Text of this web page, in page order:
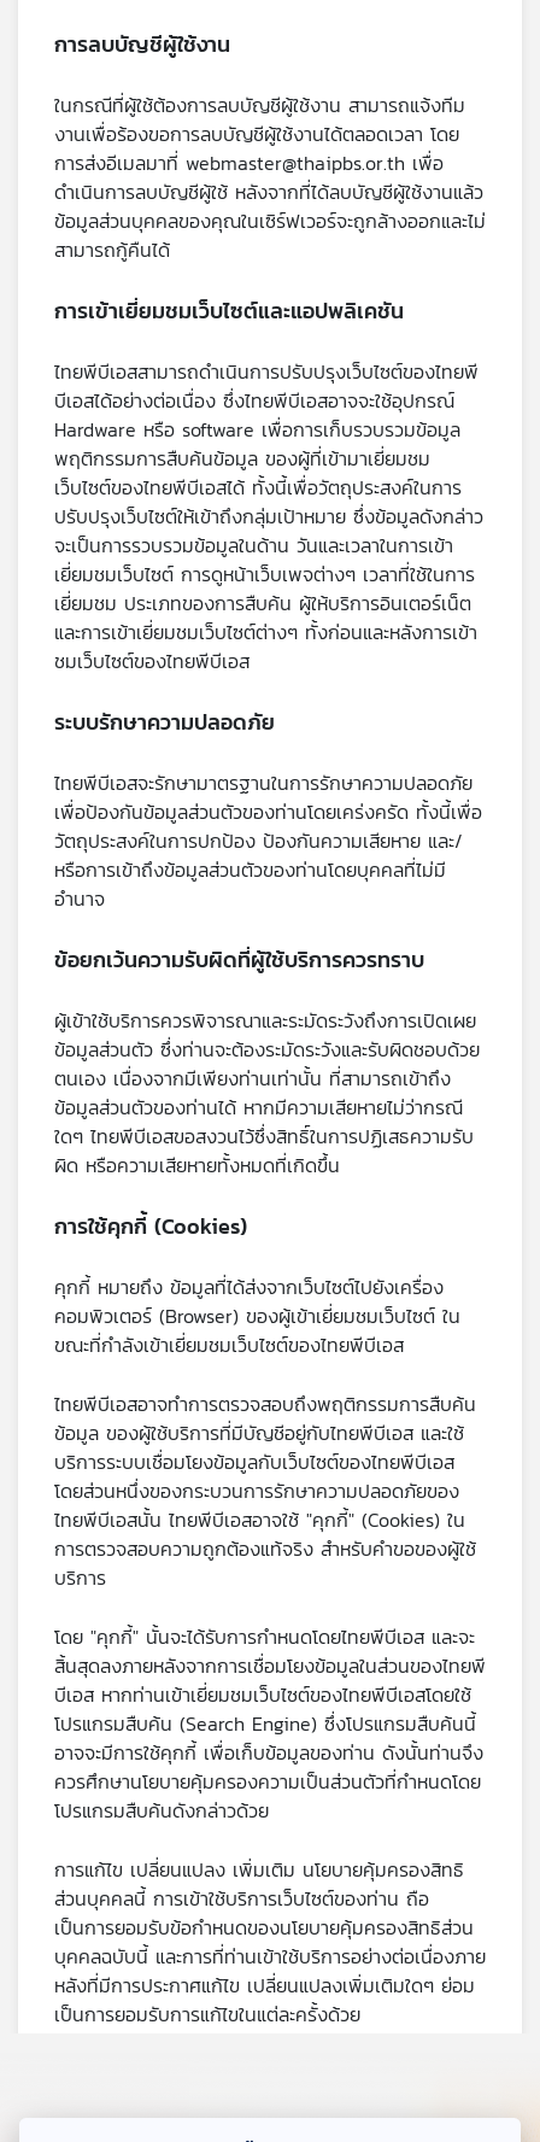
การลบบัญชีผู้ใช้งาน
ในกรณีที่ผู้ใช้ต้องการลบบัญชีผู้ใช้งาน สามารถแจ้งทีม
งานเพื่อร้องขอการลบบัญชีผู้ใช้งานได้ตลอดเวลา โดย
การส่งอีเมลมาที่ webmaster@thaipbs.or.th เพื่อ
ดำเนินการลบบัญชีผู้ใช้ หลังจากที่ได้ลบบัญชีผู้ใช้งานแล้ว
ข้อมูลส่วนบุคคลของคุณในเซิร์ฟเวอร์จะถูกล้างออกและไม่
สามารถกู้คืนได้
การเข้าเยี่ยมชมเว็บไซต์และแอปพลิเคชัน
ไทยพีบีเอสสามารถดำเนินการปรับปรุงเว็บไซต์ของไทยพี
บีเอสได้อย่างต่อเนื่อง ซึ่งไทยพีบีเอสอาจจะใช้อุปกรณ์
Hardware หรือ software เพื่อการเก็บรวบรวมข้อมูล
พฤติกรรมการสืบค้นข้อมูล ของผู้ที่เข้ามาเยี่ยมชม
เว็บไซต์ของไทยพีบีเอสได้ ทั้งนี้เพื่อวัตถุประสงค์ในการ
ปรับปรุงเว็บไซต์ให้เข้าถึงกลุ่มเป้าหมาย ซึ่งข้อมูลดังกล่าว
จะเป็นการรวบรวมข้อมูลในด้าน วันและเวลาในการเข้า
เยี่ยมชมเว็บไซต์ การดูหน้าเว็บเพจต่างๆ เวลาที่ใช้ในการ
เยี่ยมชม ประเภทของการสืบค้น ผู้ให้บริการอินเตอร์เน็ต
และการเข้าเยี่ยมชมเว็บไซต์ต่างๆ ทั้งก่อนและหลังการเข้า
ชมเว็บไซต์ของไทยพีบีเอส
ระบบรักษาความปลอดภัย
ไทยพีบีเอสจะรักษามาตรฐานในการรักษาความปลอดภัย
เพื่อป้องกันข้อมูลส่วนตัวของท่านโดยเคร่งครัด ทั้งนี้เพื่อ
วัตถุประสงค์ในการปกป้อง ป้องกันความเสียหาย และ/
หรือการเข้าถึงข้อมูลส่วนตัวของท่านโดยบุคคลที่ไม่มี
อำนาจ
ข้อยกเว้นความรับผิดที่ผู้ใช้บริการควรทราบ
ผู้เข้าใช้บริการควรพิจารณาและระมัดระวังถึงการเปิดเผย
ข้อมูลส่วนตัว ซึ่งท่านจะต้องระมัดระวังและรับผิดชอบด้วย
ตนเอง เนื่องจากมีเพียงท่านเท่านั้น ที่สามารถเข้าถึง
ข้อมูลส่วนตัวของท่านได้ หากมีความเสียหายไม่ว่ากรณี
ใดๆ ไทยพีบีเอสขอสงวนไว้ซึ่งสิทธิ์ในการปฏิเสธความรับ
ผิด หรือความเสียหายทั้งหมดที่เกิดขึ้น
การใช้คุกกี้ (Cookies)
คุกกี้ หมายถึง ข้อมูลที่ได้ส่งจากเว็บไซต์ไปยังเครื่อง
คอมพิวเตอร์ (Browser) ของผู้เข้าเยี่ยมชมเว็บไซต์ ใน
ขณะที่กำลังเข้าเยี่ยมชมเว็บไซต์ของไทยพีบีเอส
ไทยพีบีเอสอาจทำการตรวจสอบถึงพฤติกรรมการสืบค้น
ข้อมูล ของผู้ใช้บริการที่มีบัญชีอยู่กับไทยพีบีเอส และใช้
บริการระบบเชื่อมโยงข้อมูลกับเว็บไซต์ของไทยพีบีเอส
โดยส่วนหนึ่งของกระบวนการรักษาความปลอดภัยของ
ไทยพีบีเอสนั้น ไทยพีบีเอสอาจใช้ "คุกกี้" (Cookies) ใน
การตรวจสอบความถูกต้องแท้จริง สำหรับคำขอของผู้ใช้
บริการ
โดย "คุกกี้" นั้นจะได้รับการกำหนดโดยไทยพีบีเอส และจะ
สิ้นสุดลงภายหลังจากการเชื่อมโยงข้อมูลในส่วนของไทยพี
บีเอส หากท่านเข้าเยี่ยมชมเว็บไซต์ของไทยพีบีเอสโดยใช้
โปรแกรมสืบค้น (Search Engine) ซึ่งโปรแกรมสืบค้นนี้
อาจจะมีการใช้คุกกี้ เพื่อเก็บข้อมูลของท่าน ดังนั้นท่านจึง
ควรศึกษานโยบายคุ้มครองความเป็นส่วนตัวที่กำหนดโดย
โปรแกรมสืบค้นดังกล่าวด้วย
การแก้ไข เปลี่ยนแปลง เพิ่มเติม นโยบายคุ้มครองสิทธิ
ส่วนบุคคลนี้ การเข้าใช้บริการเว็บไซต์ของท่าน ถือ
เป็นการยอมรับข้อกำหนดของนโยบายคุ้มครองสิทธิส่วน
บุคคลฉบับนี้ และการที่ท่านเข้าใช้บริการอย่างต่อเนื่องภาย
หลังที่มีการประกาศแก้ไข เปลี่ยนแปลงเพิ่มเติมใดๆ ย่อม
เป็นการยอมรับการแก้ไขในแต่ละครั้งด้วย